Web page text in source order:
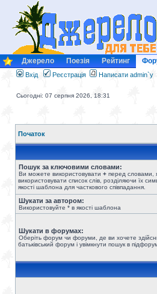
Джерело Поезія Рейтинг
Вхід Реєстрація Написати admin`у
Сьогодні: 07 серпня 2026, 18:31
Початок
Пошук за ключовими словами:
Ви можете використовувати + перед словами,
використовувати список слів, розділяючи їх
якості шаблона для часткового співпадання.
Шукати за автором:
Використовуйте * в якості шаблона
Шукати в форумах:
Оберіть форум чи форуми, де ви хочете
батьківський форум і увімкнути пошук в